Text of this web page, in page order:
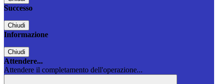
Successo
Chiudi
Informazione
Chiudi
Attendere...
Attendere il completamento dell'operazione...